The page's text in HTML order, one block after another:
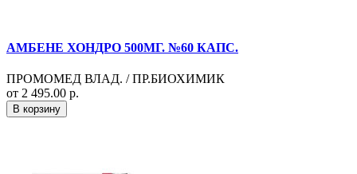
АМБЕНЕ ХОНДРО 500МГ. №60 КАПС.
ПРОМОМЕД ВЛАД. / ПР.БИОХИМИК
от 2 495.00 р.
В корзину